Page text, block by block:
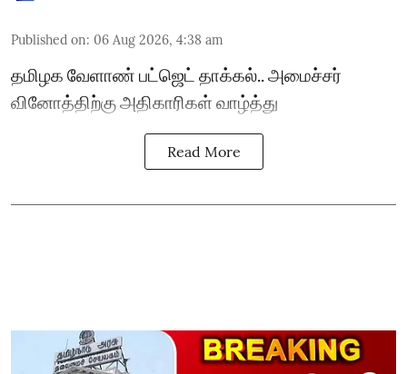
Published on: 06 Aug 2026, 4:38 am
தமிழக வேளாண் பட்ஜெட் தாக்கல்.. அமைச்சர்
வினோத்திற்கு அதிகாரிகள் வாழ்த்து
Read More